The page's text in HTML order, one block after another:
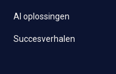
AI oplossingen
Succesverhalen